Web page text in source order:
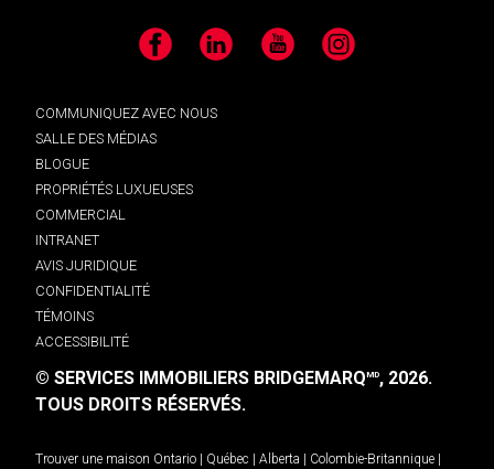
Facebook LinkedIn YouTube Instagram
COMMUNIQUEZ AVEC NOUS
SALLE DES MÉDIAS
BLOGUE
PROPRIÉTÉS LUXUEUSES
COMMERCIAL
INTRANET
AVIS JURIDIQUE
CONFIDENTIALITÉ
TÉMOINS
ACCESSIBILITÉ
© SERVICES IMMOBILIERS BRIDGEMARQMD, 2026.
TOUS DROITS RÉSERVÉS.
Trouver une maison Ontario Québec Alberta Colombie-Britannique